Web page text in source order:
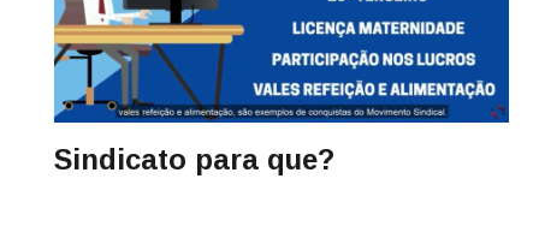
Sindicato para que?